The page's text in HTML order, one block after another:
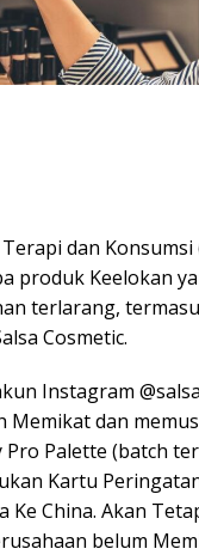
dan Konsumsi
produk Keelokan
terlarang,
Cosmetic.
Instagram
Memikat dan
Pro Palette (batch
Kartu
Ke China. Akan
belum